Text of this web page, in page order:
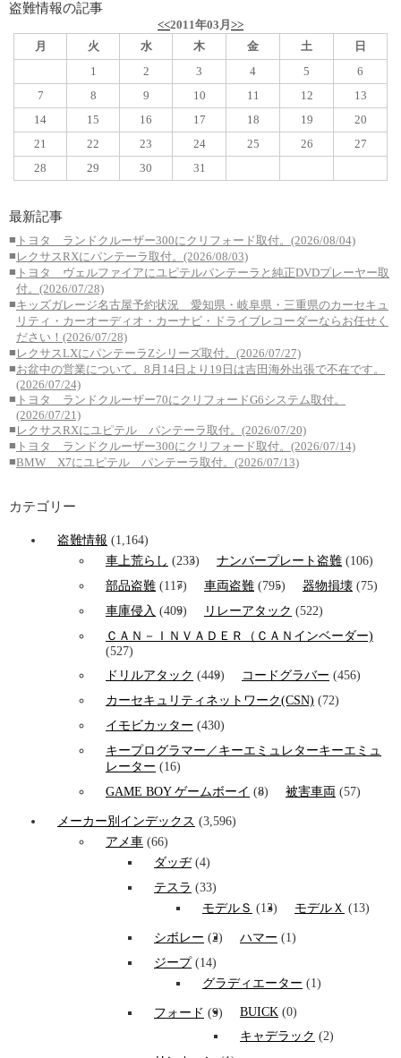
盗難情報の記事
<<2011年03月 >>
月
火 水 木 金 土
日
1
2 3 4 5
6
7
8 9 10 11 12
13
14
15 16 17 18 19
20
21
22 23 24 25 26
27
28
29 30 31
最新記事
■ トヨタ ランドクルーザー300にクリフォード取付。(2026/08/04)
■ レクサスRXにパンテーラ取付。(2026/08/03)
■ トヨタ ヴェルファイアにユピテルパンテーラと純正DVDプレーヤー取
付。(2026/07/28)
■キッズガレージ名古屋予約状況 愛知県・岐阜県・三重県のカーセキュ
リティ・カーオーディオ・カーナビ・ドライブレコーダーならお任せく
ださい！(2026/07/28)
■ レクサスLXにパンテーラZシリーズ取付。(2026/07/27)
■お盆中の営業について。8月14日より19日は吉田海外出張で不在です。
(2026/07/24)
■ トヨタ ランドクルーザー70にクリフォードG6システム取付。
(2026/07/21)
■ レクサスRXにユピテル パンテーラ取付。(2026/07/20)
■ トヨタ ランドクルーザー300にクリフォード取付。(2026/07/14)
■BMW X7にユピテル パンテーラ取付。(2026/07/13)
カテゴリー
盗難情報 (1,164)
車上荒らし (233) ナンバープレート盗難 (106)
部品盗難 (117) 車両盗難 (795) 器物損壊 (75)
車庫侵入 (409) リレーアタック (522)
ＣＡＮ－ＩＮＶＡＤＥＲ（ＣＡＮインベーダー)
(527)
ドリルアタック (449) コードグラバー (456)
カーセキュリティネットワーク(CSN) (72)
イモビカッター (430)
キープログラマー／キーエミュレターキーエミュ
レーター (16)
GAME BOY ゲームボーイ (8) 被害車両 (57)
メーカー別インデックス (3,596)
アメ車 (66)
ダッヂ(4)
テスラ (33)
モデルＳ (13) モデルＸ (13)
シボレー (2) ハマー (1)
ジープ(14)
グラディエーター (1)
フォード (9) BUICK (0)
キャデラック (2)